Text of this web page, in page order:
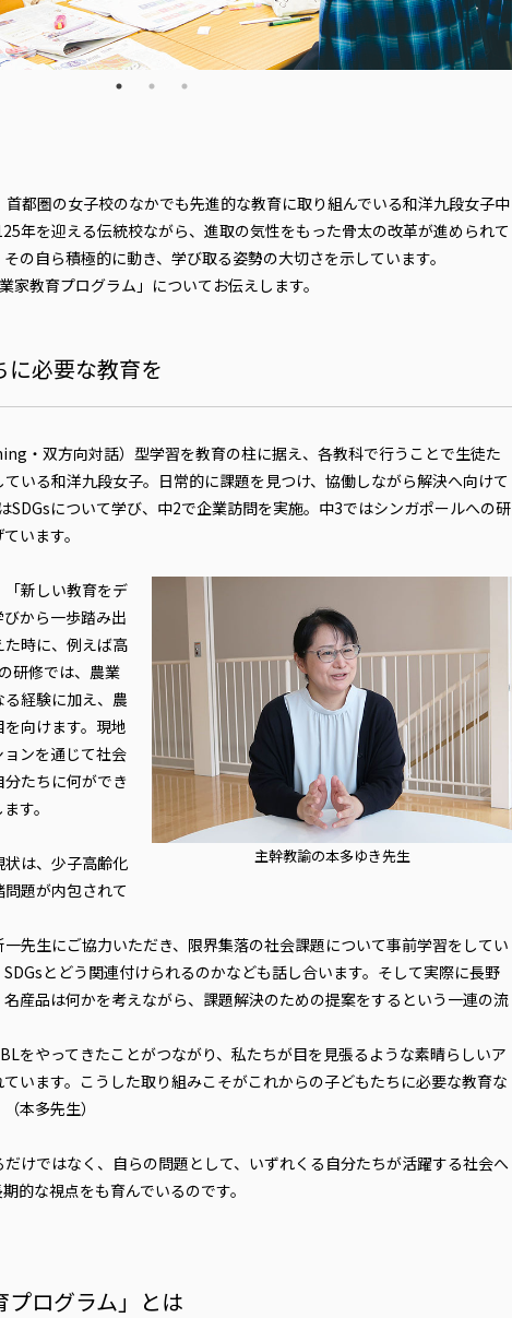
都圏の女子校のなかでも先進的な教育に取り組んでいる和洋九段女子中
年を迎える伝統校ながら、進取の気性をもった骨太の改革が進められて
の自ら積極的に動き、学び取る姿勢の大切さを示しています。
教育プログラム」についてお伝えします。
に必要な教育を
・双方向対話）型学習を教育の柱に据え、各教科で行うことで生徒た
いる和洋九段女子。日常的に課題を見つけ、協働しながら解決へ向けて
SDGsについて学び、中2で企業訪問を実施。中3ではシンガポールへの研
います。
主幹教諭の本多ゆき先生
新しい教育をデ
から一歩踏み出
た時に、例えば高
研修では、農業
経験に加え、農
向けます。現地
ンを通じて社会
たちに何ができ
す。
は、少子高齢化
題が内包されて
一先生にご協力いただき、限界集落の社会課題について事前学習をしてい
とどう関連付けられるのかなども話し合います。そして実際に長野
産品は何かを考えながら、課題解決のための提案をするという一連の流
をやってきたことがつながり、私たちが目を見張るような素晴らしいア
います。こうした取り組みこそがこれからの子どもたちに必要な教育な
本多先生）
けではなく、自らの問題として、いずれくる自分たちが活躍する社会へ
的な視点をも育んでいるのです。
プログラム」とは